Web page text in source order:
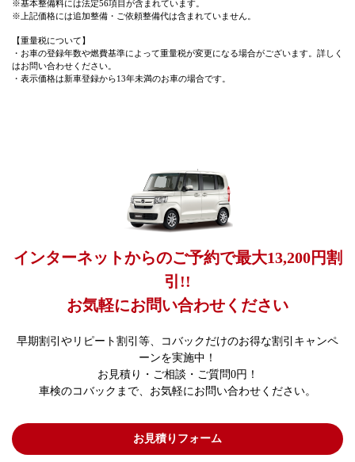
※基本整備料には法定56項目が含まれています。
※上記価格には追加整備・ご依頼整備代は含まれていません。
【重量税について】
・お車の登録年数や燃費基準によって重量税が変更になる場合がございます。詳しく
はお問い合わせください。
・表示価格は新車登録から13年未満のお車の場合です。
インターネットからのご予約で最大13,200円割
引!!
お気軽にお問い合わせください
早期割引やリピート割引等、コバックだけのお得な割引キャンペ
ーンを実施中！
お見積り・ご相談・ご質問0円！
車検のコバックまで、お気軽にお問い合わせください。
お見積りフォーム